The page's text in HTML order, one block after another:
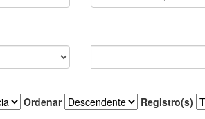
Ordenar Registro(s)